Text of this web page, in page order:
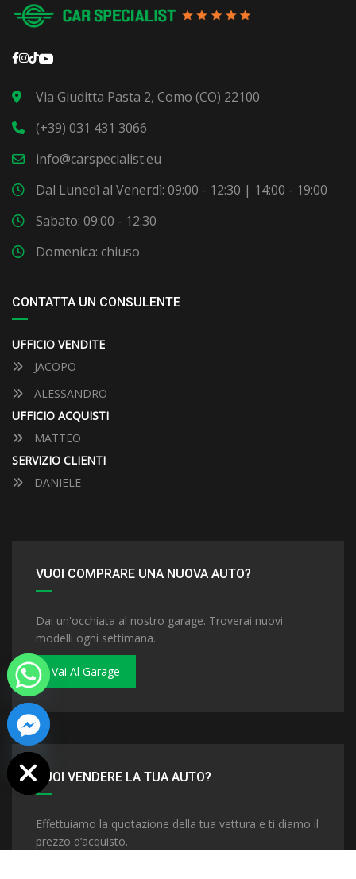
Via Giuditta Pasta 2, Como (CO) 22100
(+39) 031 431 3066
info@carspecialist.eu
Dal Lunedì al Venerdì: 09:00 - 12:30 | 14:00 - 19:00
Sabato: 09:00 - 12:30
Domenica: chiuso
CONTATTA UN CONSULENTE
UFFICIO VENDITE
JACOPO
ALESSANDRO
UFFICIO ACQUISTI
MATTEO
SERVIZIO CLIENTI
DANIELE
VUOI COMPRARE UNA NUOVA AUTO?
Dai un'occhiata al nostro garage. Troverai nuovi
modelli ogni settimana.
Vai Al Garage
VUOI VENDERE LA TUA AUTO?
Effettuiamo la quotazione della tua vettura e ti diamo il
prezzo d’acquisto.